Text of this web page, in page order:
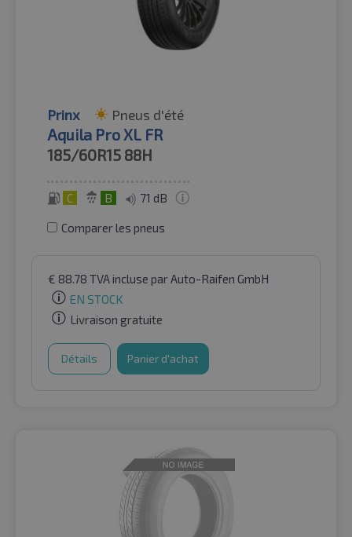
Prinx Pneus d'été
Aquila Pro XL FR
185/60R15 88H
C B 71 dB
Comparer les pneus
€ 88.78 TVA incluse par Auto-Raifen GmbH
EN STOCK
Livraison gratuite
Détails Panier d'achat